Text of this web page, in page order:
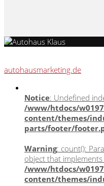
autohausmarketing.de
Notice: Undefined
/www/htdocs/
content/themes/
parts/footer/
Warning: count():
object that
/www/htdocs/
content/themes/